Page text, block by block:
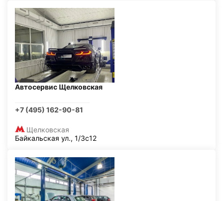
Автосервис Щелковская
+7 (495) 162-90-81
Щелковская
Байкальская ул., 1/3с12